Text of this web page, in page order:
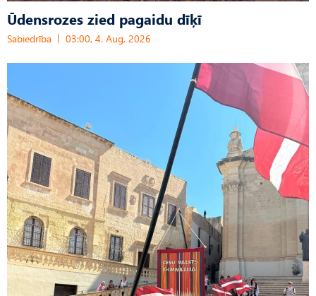
Ūdensrozes zied pagaidu dīķī
Sabiedrība 03:00, 4. Aug, 2026